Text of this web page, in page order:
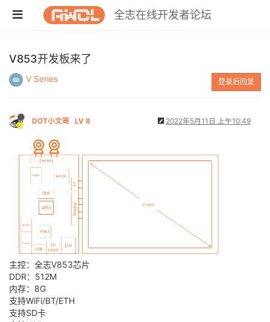
全志在线开发者论坛
V853开发板来了
V Series 登录后回复
DOT小文哥 LV 8 2022年5月11日 上午10:49
主控：全志V853芯片
DDR：512M
内存：8G
支持WiFi/BT/ETH
支持SD卡